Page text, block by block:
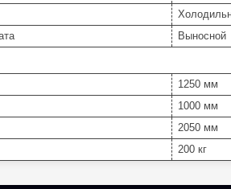
Выносной
1250 мм
1000 мм
2050 мм
200 кг